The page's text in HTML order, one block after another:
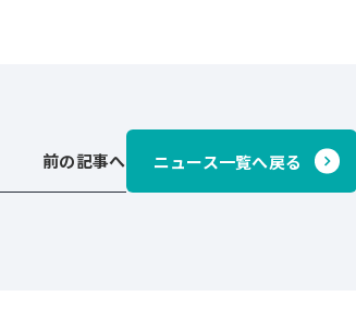
前の記事へ ニュース一覧へ戻る